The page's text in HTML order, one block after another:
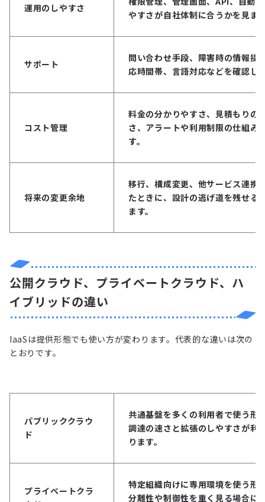
運用のしやすさ
やすさが自社体制に合うかを見ま
サポート
問い合わせ手段、障害時の情報提
応時間帯、言語対応などを確認し
コスト管理
料金の分かりやすさ、見積もりの
さ、アラートや利用制限の仕組み
す。
将来の変更余地
移行、構成変更、他サービス連携
たときに、設計の逃げ道を残せる
ます。
公開クラウド、プライベートクラウド、ハ
イブリッドの違い
IaaSは提供形態でも使い方が変わります。代表的な違いは次の
とおりです。
パブリッククラウ
ド
共通基盤を多くの利用者で使う形
調達の速さと拡張のしやすさが利
ります。
プライベートクラ
特定組織向けに専用環境を使う形
分離性や制御性を重く見る場合に